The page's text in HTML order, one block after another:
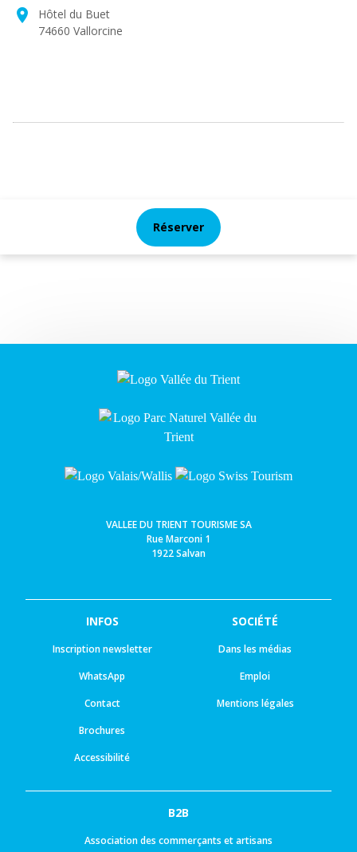
location_on
Hôtel du Buet
74660 Vallorcine
Réserver
VALLEE DU TRIENT TOURISME SA
Rue Marconi 1
1922 Salvan
INFOS
Inscription newsletter
WhatsApp
Contact
Brochures
Accessibilité
SOCIÉTÉ
Dans les médias
Emploi
Mentions légales
B2B
Association des commerçants et artisans